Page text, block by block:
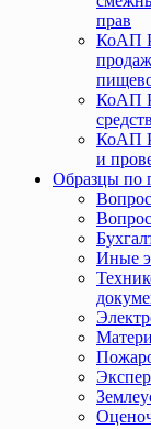
прав
КоАП
КоАП
КоАП
и
Образцы по
Иные